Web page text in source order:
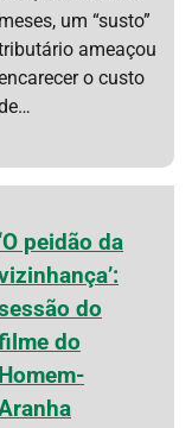
meses, um “susto”
ameaçou
o custo
‘O peidão da
do
do
Homem-